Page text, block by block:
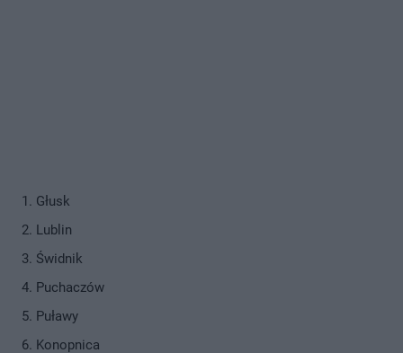
Głusk
Lublin
Świdnik
Puchaczów
Puławy
Konopnica